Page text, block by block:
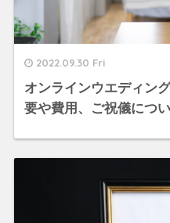
2022.09.30 Fri
オンラインウエディン
要や費用、ご祝儀につ